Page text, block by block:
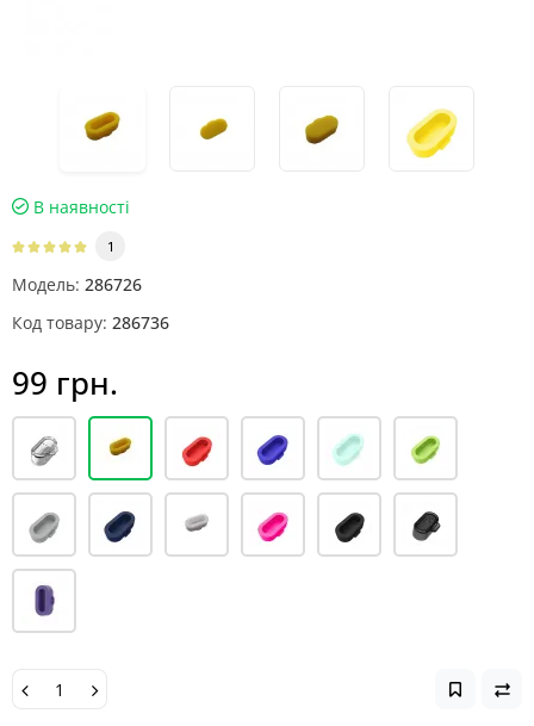
В наявності
1
Модель: 286726
Код товару: 286736
99 грн.